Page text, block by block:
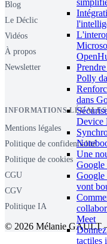
Polly
dans
Device
Une
Google
Google
vont
Meet
tactiles
Blog
Le Déclic
Vidéos
À propos
Newsletter
INFORMATIONS LÉGALES
Mentions légales
Politique de confidentialité
Politique de cookies
CGU
CGV
Politique IA
© 2026 Mélanie GAULT